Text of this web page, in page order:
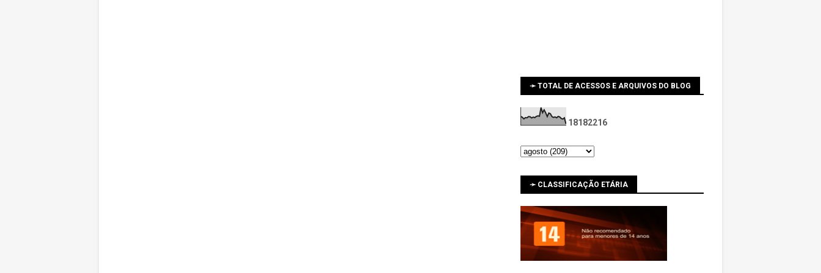
➛ TOTAL DE ACESSOS E ARQUIVOS DO BLOG
1 81 8221 6
➛ CLASSIFICAÇÃO ETÁRIA